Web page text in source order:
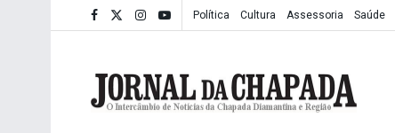
Política Cultura Assessoria Saúde